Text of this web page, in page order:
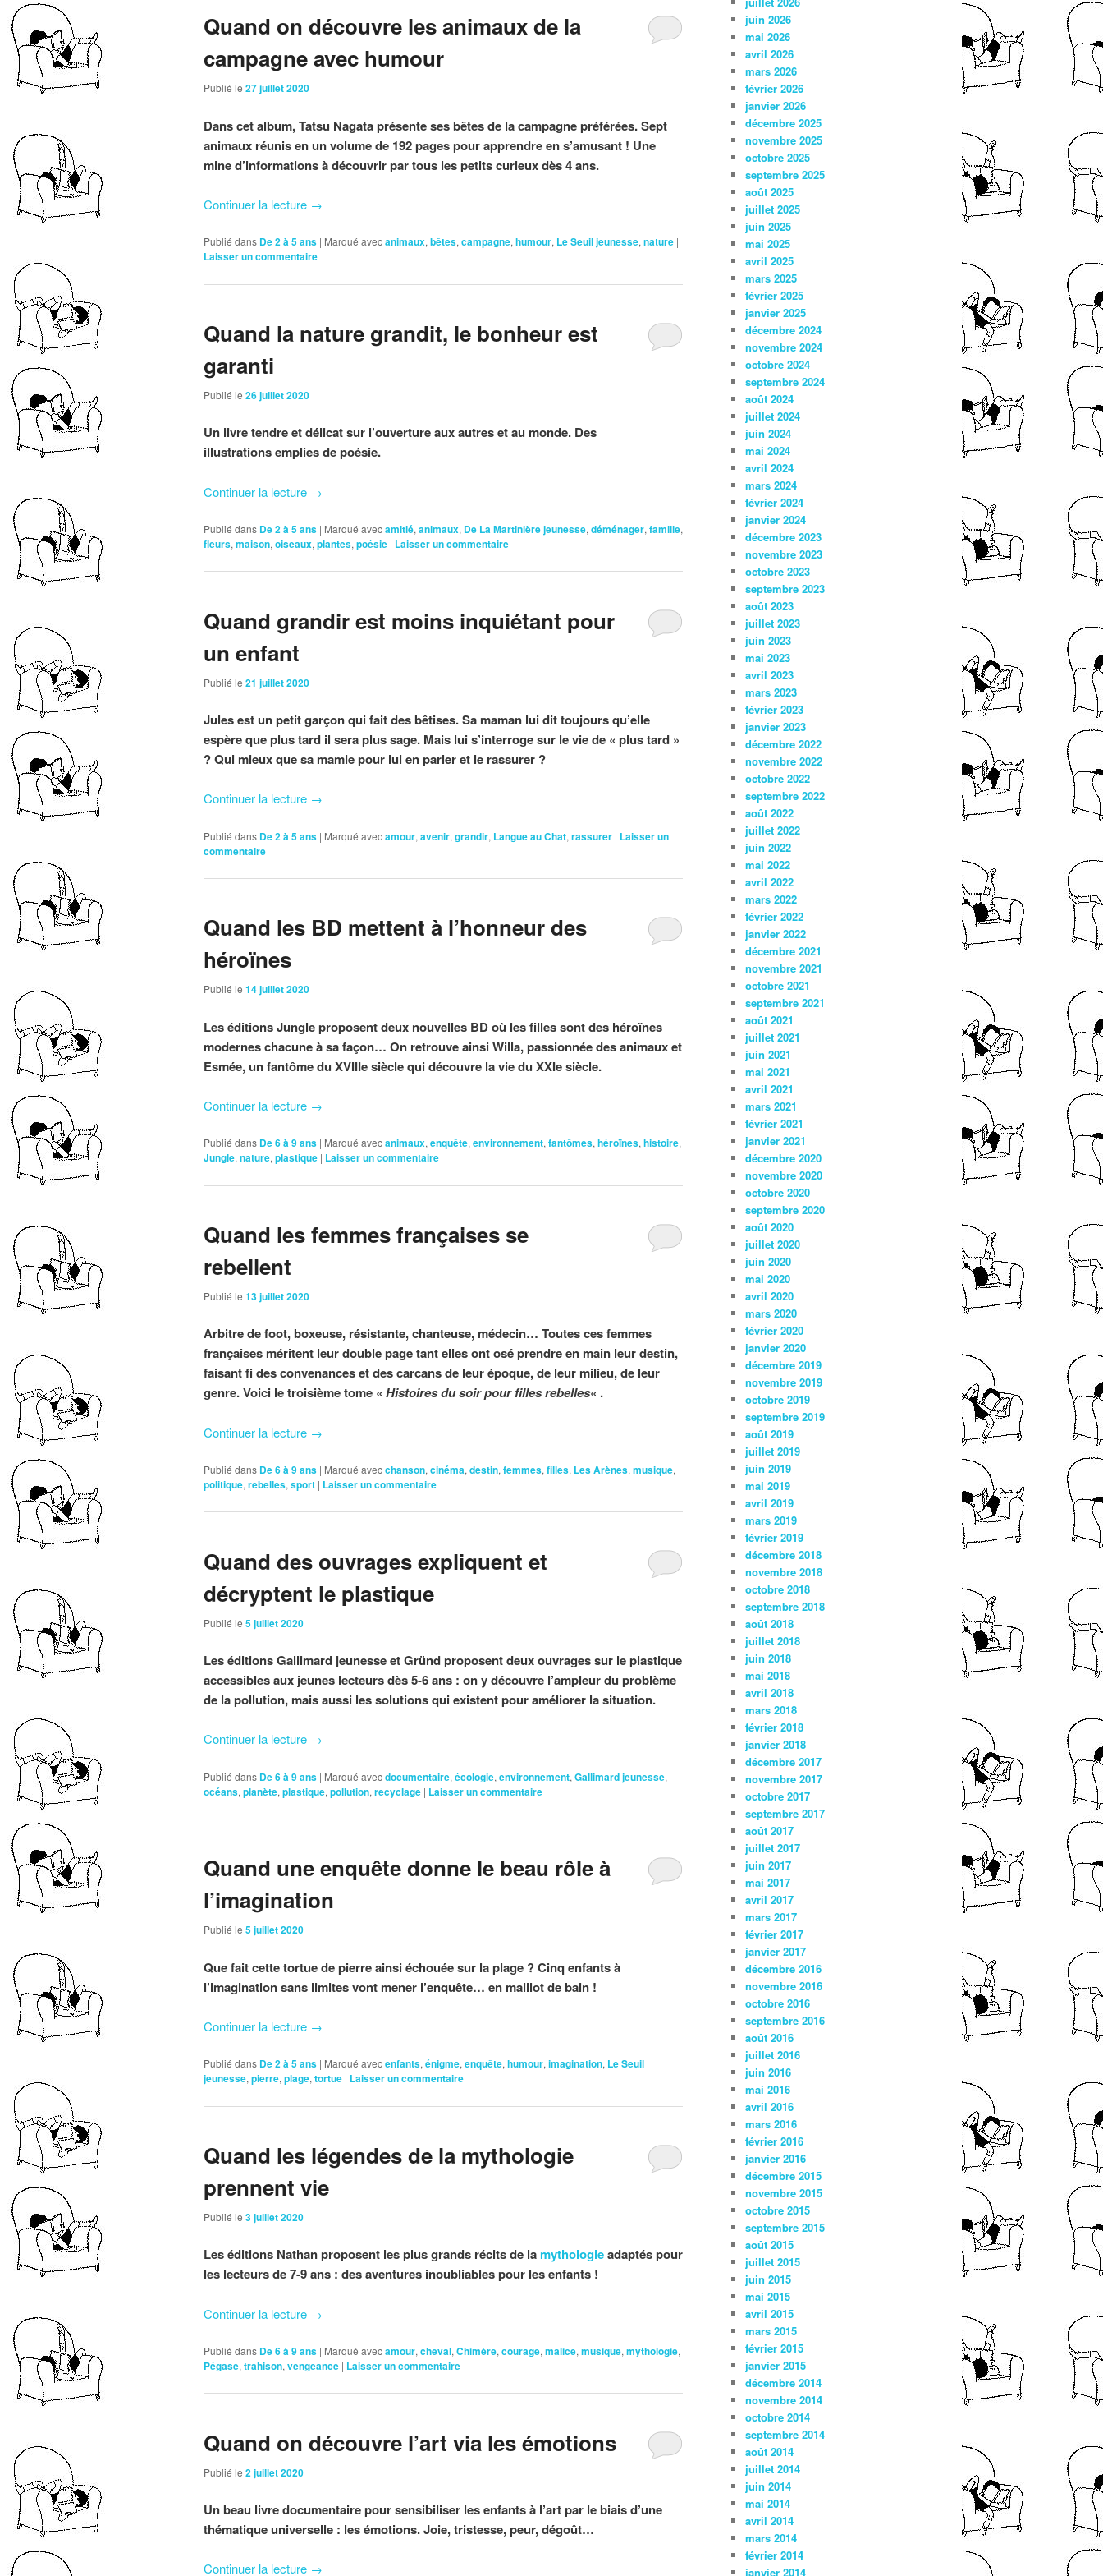
Quand on découvre les animaux de la
campagne avec humour
Publié le 27 juillet 2020
Dans cet album, Tatsu Nagata présente ses bêtes de la campagne préférées. Sept
animaux réunis en un volume de 192 pages pour apprendre en s’amusant ! Une
mine d’informations à découvrir par tous les petits curieux dès 4 ans.
Continuer la lecture →
Publié dans De 2 à 5 ans | Marqué avecanimaux, bêtes, campagne, humour, Le Seuil jeunesse, nature |
Laisser un commentaire
Quand la nature grandit, le bonheur est
garanti
Publié le 26 juillet 2020
Un livre tendre et délicat sur l’ouverture aux autres et au monde. Des
illustrations emplies de poésie.
Continuer la lecture →
Publié dans De 2 à 5 ans | Marqué avecamitié, animaux, De La Martinière jeunesse, déménager, famille,
fleurs, maison, oiseaux, plantes, poésie | Laisser un commentaire
Quand grandir est moins inquiétant pour
un enfant
Publié le 21 juillet 2020
Jules est un petit garçon qui fait des bêtises. Sa maman lui dit toujours qu’elle
espère que plus tard il sera plus sage. Mais lui s’interroge sur le vie de « plus tard »
? Qui mieux que sa mamie pour lui en parler et le rassurer ?
Continuer la lecture →
Publié dans De 2 à 5 ans | Marqué avecamour, avenir, grandir, Langue au Chat, rassurer | Laisser un
commentaire
Quand les BD mettent à l’honneur des
héroïnes
Publié le 14 juillet 2020
Les éditions Jungle proposent deux nouvelles BD où les filles sont des héroïnes
modernes chacune à sa façon… On retrouve ainsi Willa, passionnée des animaux et
Esmée, un fantôme du XVIIIe siècle qui découvre la vie du XXIe siècle.
Continuer la lecture →
Publié dans De 6 à 9 ans | Marqué avecanimaux, enquête, environnement, fantômes, héroïnes, histoire,
Jungle, nature, plastique | Laisser un commentaire
Quand les femmes françaises se
rebellent
Publié le 13 juillet 2020
Arbitre de foot, boxeuse, résistante, chanteuse, médecin… Toutes ces femmes
françaises méritent leur double page tant elles ont osé prendre en main leur destin,
faisant fi des convenances et des carcans de leur époque, de leur milieu, de leur
genre. Voici le troisième tome « Histoires du soir pour filles rebelles« .
Continuer la lecture →
Publié dans De 6 à 9 ans | Marqué avecchanson, cinéma, destin, femmes, filles, Les Arènes, musique,
politique, rebelles, sport | Laisser un commentaire
Quand des ouvrages expliquent et
décryptent le plastique
Publié le 5 juillet 2020
Les éditions Gallimard jeunesse et Gründ proposent deux ouvrages sur le plastique
accessibles aux jeunes lecteurs dès 5-6 ans : on y découvre l’ampleur du problème
de la pollution, mais aussi les solutions qui existent pour améliorer la situation.
Continuer la lecture →
Publié dans De 6 à 9 ans | Marqué avecdocumentaire, écologie, environnement, Gallimard jeunesse,
océans, planète, plastique, pollution, recyclage | Laisser un commentaire
Quand une enquête donne le beau rôle à
l’imagination
Publié le 5 juillet 2020
Que fait cette tortue de pierre ainsi échouée sur la plage ? Cinq enfants à
l’imagination sans limites vont mener l’enquête… en maillot de bain !
Continuer la lecture →
Publié dans De 2 à 5 ans | Marqué avecenfants, énigme, enquête, humour, imagination, Le Seuil
jeunesse, pierre, plage, tortue | Laisser un commentaire
Quand les légendes de la mythologie
prennent vie
Publié le 3 juillet 2020
Les éditions Nathan proposent les plus grands récits de lamythologieadaptés pour
les lecteurs de 7-9 ans : des aventures inoubliables pour les enfants !
Continuer la lecture →
Publié dans De 6 à 9 ans | Marqué avecamour, cheval, Chimère, courage, malice, musique, mythologie,
Pégase, trahison, vengeance | Laisser un commentaire
Quand on découvre l’art via les émotions
Publié le 2 juillet 2020
Un beau livre documentaire pour sensibiliser les enfants à l’art par le biais d’une
thématique universelle : les émotions. Joie, tristesse, peur, dégoût…
Continuer la lecture →
juin 2026
mai 2026
avril 2026
mars 2026
février 2026
janvier 2026
décembre 2025
novembre 2025
octobre 2025
septembre 2025
août 2025
juillet 2025
juin 2025
mai 2025
avril 2025
mars 2025
février 2025
janvier 2025
décembre 2024
novembre 2024
octobre 2024
septembre 2024
août 2024
juillet 2024
juin 2024
mai 2024
avril 2024
mars 2024
février 2024
janvier 2024
décembre 2023
novembre 2023
octobre 2023
septembre 2023
août 2023
juillet 2023
juin 2023
mai 2023
avril 2023
mars 2023
février 2023
janvier 2023
décembre 2022
novembre 2022
octobre 2022
septembre 2022
août 2022
juillet 2022
juin 2022
mai 2022
avril 2022
mars 2022
février 2022
janvier 2022
décembre 2021
novembre 2021
octobre 2021
septembre 2021
août 2021
juillet 2021
juin 2021
mai 2021
avril 2021
mars 2021
février 2021
janvier 2021
décembre 2020
novembre 2020
octobre 2020
septembre 2020
août 2020
juillet 2020
juin 2020
mai 2020
avril 2020
mars 2020
février 2020
janvier 2020
décembre 2019
novembre 2019
octobre 2019
septembre 2019
août 2019
juillet 2019
juin 2019
mai 2019
avril 2019
mars 2019
février 2019
décembre 2018
novembre 2018
octobre 2018
septembre 2018
août 2018
juillet 2018
juin 2018
mai 2018
avril 2018
mars 2018
février 2018
janvier 2018
décembre 2017
novembre 2017
octobre 2017
septembre 2017
août 2017
juillet 2017
juin 2017
mai 2017
avril 2017
mars 2017
février 2017
janvier 2017
décembre 2016
novembre 2016
octobre 2016
septembre 2016
août 2016
juillet 2016
juin 2016
mai 2016
avril 2016
mars 2016
février 2016
janvier 2016
décembre 2015
novembre 2015
octobre 2015
septembre 2015
août 2015
juillet 2015
juin 2015
mai 2015
avril 2015
mars 2015
février 2015
janvier 2015
décembre 2014
novembre 2014
octobre 2014
septembre 2014
août 2014
juillet 2014
juin 2014
mai 2014
avril 2014
mars 2014
février 2014
janvier 2014